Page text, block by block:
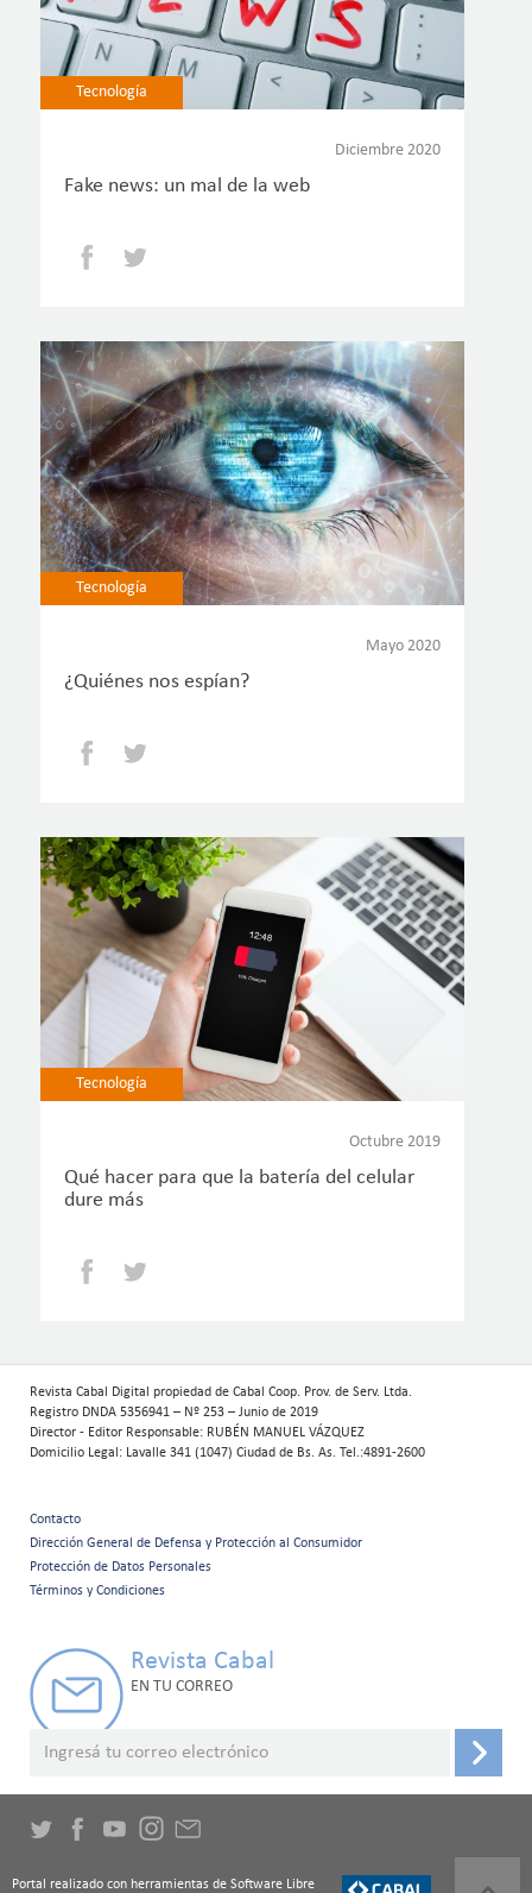
Tecnología
Diciembre 2020
Fake news: un mal de la web
Facebook
Tecnología
Mayo 2020
¿Quiénes nos espían?
Facebook
Tecnología
Octubre 2019
Qué hacer para que la batería del celular
dure más
Facebook
Revista Cabal Digital propiedad de Cabal Coop. Prov. de Serv. Ltda.
Registro DNDA 5356941 – Nº 253 – Junio de 2019
Director - Editor Responsable: RUBÉN MANUEL VÁZQUEZ
Domicilio Legal: Lavalle 341 (1047) Ciudad de Bs. As. Tel.:4891-2600
Menú
secundario
Contacto
Dirección General de Defensa y Protección al Consumidor
Protección de Datos Personales
Términos y Condiciones
Revista Cabal
EN TU CORREO
Portal realizado con herramientas de Software Libre